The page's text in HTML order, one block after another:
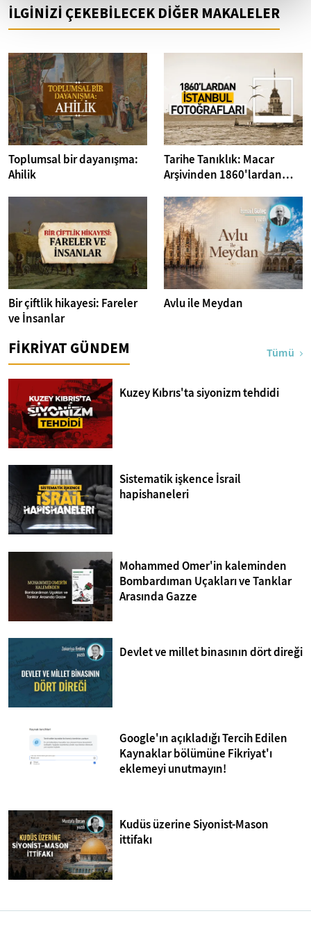
İLGİNİZİ ÇEKEBİLECEK DİĞER MAKALELER
Toplumsal bir dayanışma:
Ahilik
Tarihe Tanıklık: Macar
Arşivinden 1860'lardan
Bir çiftlik hikayesi: Fareler
ve İnsanlar
Avlu ile Meydan
FİKRİYAT GÜNDEM Tümü
Kuzey Kıbrıs'ta siyonizm tehdidi
Sistematik işkence İsrail
hapishaneleri
Mohammed Omer'in kaleminden
Bombardıman Uçakları ve Tanklar
Arasında Gazze
Devlet ve millet binasının dört direği
Google'ın açıkladığı Tercih Edilen
Kaynaklar bölümüne Fikriyat'ı
eklemeyi unutmayın!
Kudüs üzerine Siyonist-Mason
ittifakı